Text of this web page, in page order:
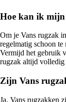
Hoe kan ik mijn
Om je Vans rugzak
regelmatig schoon te
Vermijd het gebruik
rugzak altijd volledig
Zijn Vans
Ja, Vans rugzakken